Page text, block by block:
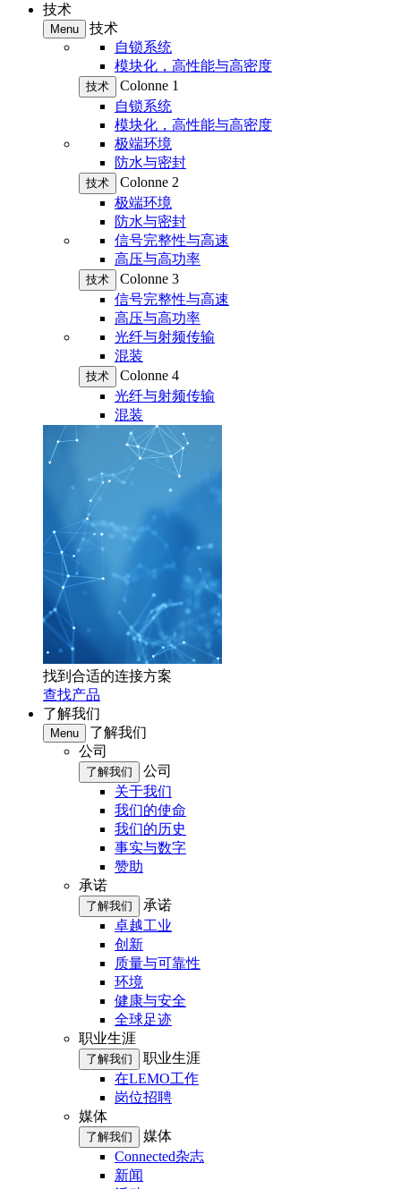
技术
Menu
技术
自锁系统
模块化，高性能与高密度
技术
Colonne 1
自锁系统
模块化，高性能与高密度
极端环境
防水与密封
技术
Colonne 2
极端环境
防水与密封
信号完整性与高速
高压与高功率
技术
Colonne 3
信号完整性与高速
高压与高功率
光纤与射频传输
混装
技术
Colonne 4
光纤与射频传输
混装
找到合适的连接方案
查找产品
了解我们
Menu
了解我们
公司
了解我们
公司
关于我们
我们的使命
我们的历史
事实与数字
赞助
承诺
了解我们
承诺
卓越工业
创新
质量与可靠性
环境
健康与安全
全球足迹
职业生涯
了解我们
职业生涯
在LEMO工作
岗位招聘
媒体
了解我们
媒体
Connected杂志
新闻